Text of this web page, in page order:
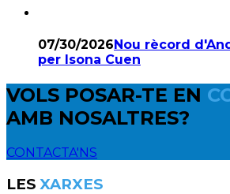
07/30/2026Nou rècord
per Isona Cuen
VOLS POSAR-TE EN
AMB NOSALTRES?
CONTACTA'NS
LES XARXES